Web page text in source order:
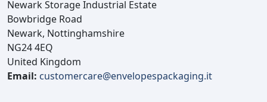
Newark Storage Industrial Estate
Bowbridge Road
Newark, Nottinghamshire
NG24 4EQ
United Kingdom
Email: customercare@envelopespackaging.it